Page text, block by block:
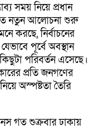
সময় নিয়ে প্রধান
নতুন আলোচনা শুরু
করছে, নির্বাচনের
পূর্বে অবস্থান
পরিবর্তন এসেছে।
প্রতি জনগণের
নিয়ে অস্পষ্টতা তৈরি
গত শুক্রবার ঢাকায়